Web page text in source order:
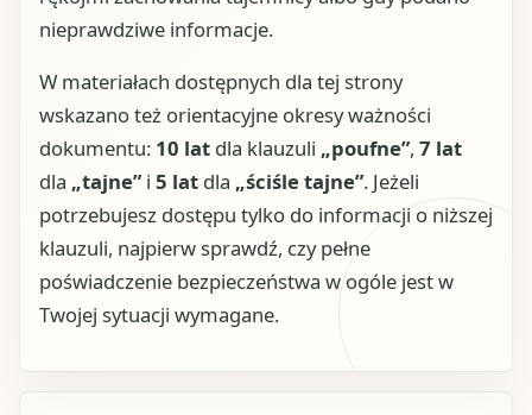
nieprawdziwe informacje.
W materiałach dostępnych dla tej strony
wskazano też orientacyjne okresy ważności
dokumentu: 10 lat dla klauzuli „poufne”, 7 lat
dla „tajne” i 5 lat dla „ściśle tajne”. Jeżeli
potrzebujesz dostępu tylko do informacji o niższej
klauzuli, najpierw sprawdź, czy pełne
poświadczenie bezpieczeństwa w ogóle jest w
Twojej sytuacji wymagane.